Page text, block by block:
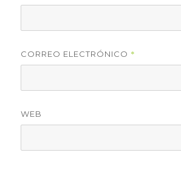
CORREO ELECTRÓNICO *
WEB